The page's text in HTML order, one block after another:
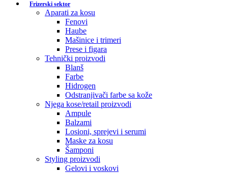
Frizerski sektor
Aparati za kosu
Fenovi
Haube
Mašinice i trimeri
Prese i figara
Tehnički proizvodi
Blanš
Farbe
Hidrogen
Odstranjivači farbe sa kože
Njega kose/retail proizvodi
Ampule
Balzami
Losioni, sprejevi i serumi
Maske za kosu
Šamponi
Styling proizvodi
Gelovi i voskovi